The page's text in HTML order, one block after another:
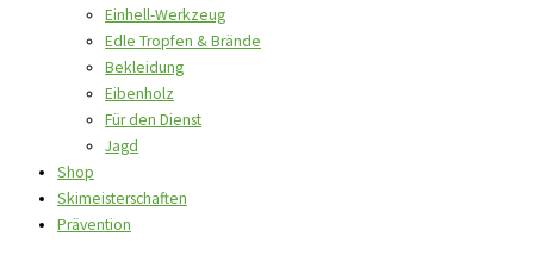
Einhell-Werkzeug
Edle Tropfen & Brände
Bekleidung
Eibenholz
Für den Dienst
Jagd
Shop
Skimeisterschaften
Prävention